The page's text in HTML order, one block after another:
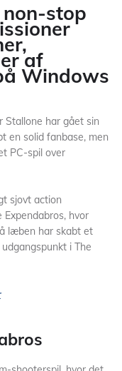
non-stop
af
Windows
Stallone har gået sin
en solid fanbase, men
PC-spil over
sjovt action
hvor
læben har skabt et
i The